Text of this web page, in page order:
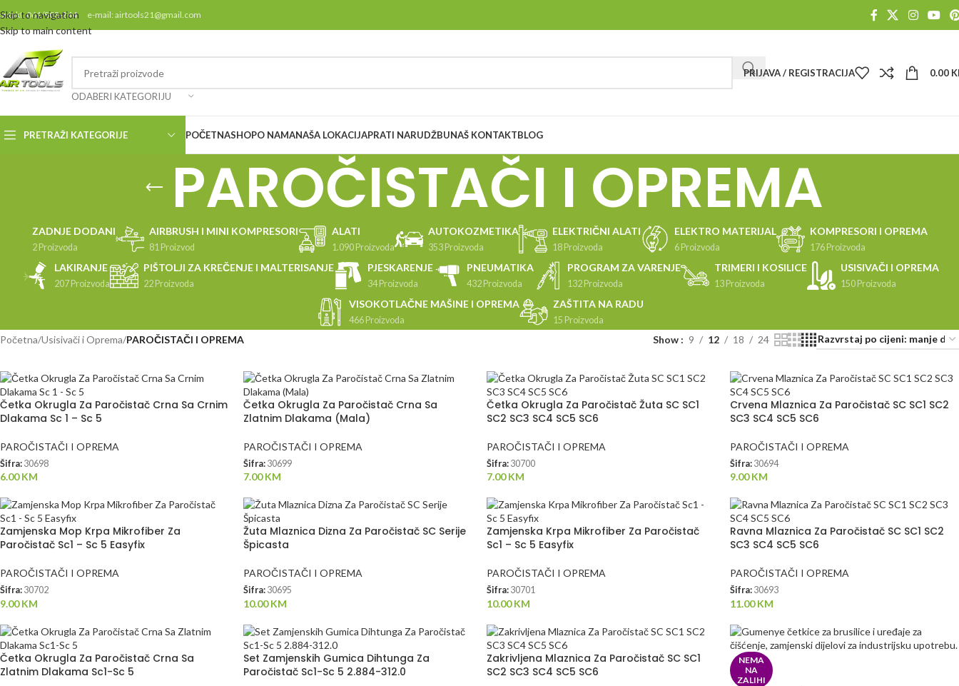
Skip to navigation
Skip to main content
061/808-244 e-mail: airtools21@gmail.com
ODABERI KATEGORIJU
PRIJAVA / REGISTRACIJA 0.00
PRETRAŽI KATEGORIJE POČETNASHOPO NAMANAŠA LOKACIJAPRATI NARUDŽBUNAŠ KONTAKTBLOG
PAROČISTAČI I OPREMA
ZADNJE DODANI
2 Proizvoda
AIRBRUSH I MINI KOMPRESORI
81 Proizvod
ALATI
1.090 Proizvoda
AUTOKOZMETIKA
353 Proizvoda
ELEKTRIČNI ALATI
18 Proizvoda
ELEKTRO MATERIJAL
6 Proizvoda
KOMPRESORI I OPREMA
176 Proizvoda
LAKIRANJE
207 Proizvoda
PIŠTOLJI ZA KREČENJE I MALTERISANJE
22 Proizvoda
PJESKARENJE
34 Proizvoda
PNEUMATIKA
432 Proizvoda
PROGRAM ZA VARENJE
132 Proizvoda
TRIMERI I KOSILICE
13 Proizvoda
USISIVAČI I OPREMA
150 Proizvoda
VISOKOTLAČNE MAŠINE I OPREMA
466 Proizvoda
ZAŠTITA NA RADU
15 Proizvoda
Početna/Usisivači i Oprema/PAROČISTAČI I OPREMA Show 9 12 18 24
Četka Okrugla Za Paročistač Crna Sa Crnim
Dlakama Sc 1 – Sc 5
PAROČISTAČI I OPREMA
Šifra: 30698
6.00KM
Četka Okrugla Za Paročistač Crna Sa
Zlatnim Dlakama (Mala)
PAROČISTAČI I OPREMA
Šifra: 30699
7.00KM
Četka Okrugla Za Paročistač Žuta SC SC1
SC2 SC3 SC4 SC5 SC6
PAROČISTAČI I OPREMA
Šifra: 30700
7.00KM
Crvena Mlaznica Za Paročistač SC SC1 SC2
SC3 SC4 SC5 SC6
PAROČISTAČI I OPREMA
Šifra: 30694
9.00KM
Zamjenska Mop Krpa Mikrofiber Za
Paročistač Sc1 – Sc 5 Easyfix
PAROČISTAČI I OPREMA
Šifra: 30702
9.00KM
Žuta Mlaznica Dizna Za Paročistač SC Serije
Špicasta
PAROČISTAČI I OPREMA
Šifra: 30695
10.00KM
Zamjenska Krpa Mikrofiber Za Paročistač
Sc1 – Sc 5 Easyfix
PAROČISTAČI I OPREMA
Šifra: 30701
10.00KM
Ravna Mlaznica Za Paročistač SC SC1 SC2
SC3 SC4 SC5 SC6
PAROČISTAČI I OPREMA
Šifra: 30693
11.00KM
Četka Okrugla Za Paročistač Crna Sa
Zlatnim Dlakama Sc1-Sc 5
Set Zamjenskih Gumica Dihtunga Za
Paročistač Sc1-Sc 5 2.884-312.0
Zakrivljena Mlaznica Za Paročistač SC SC1
SC2 SC3 SC4 SC5 SC6
NEMA
NA
ZALIHI